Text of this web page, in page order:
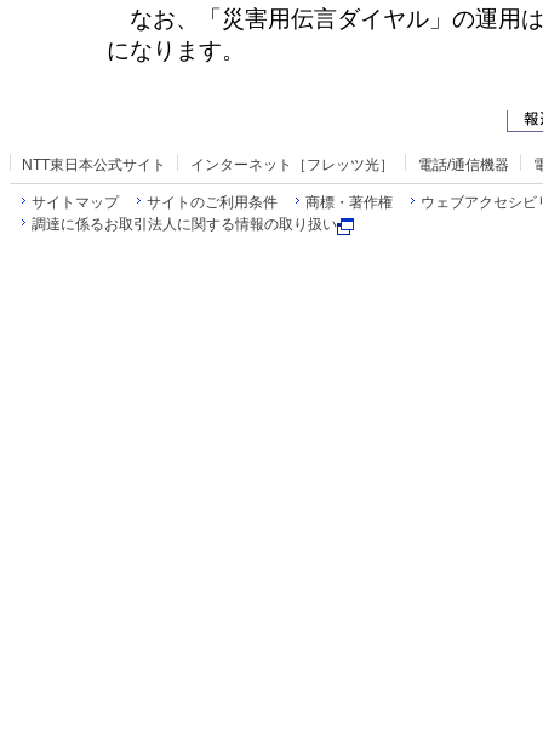
なお、「災害用伝言ダイヤル」の運用
になります。
NTT東日本公式サイト インターネット［フレッツ光］ 電話/通信機器
サイトマップ サイトのご利用条件 商標・著作権
ウェブアクセシビ
調達に係るお取引法人に関する情報の取り扱い